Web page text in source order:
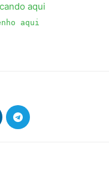
aqui
aqui